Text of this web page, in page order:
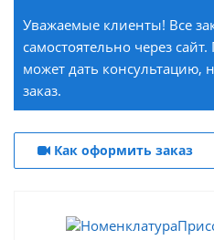
Уважаемые клиенты! Все
самостоятельно через
может дать консультацию,
заказ.
Как оформить заказ